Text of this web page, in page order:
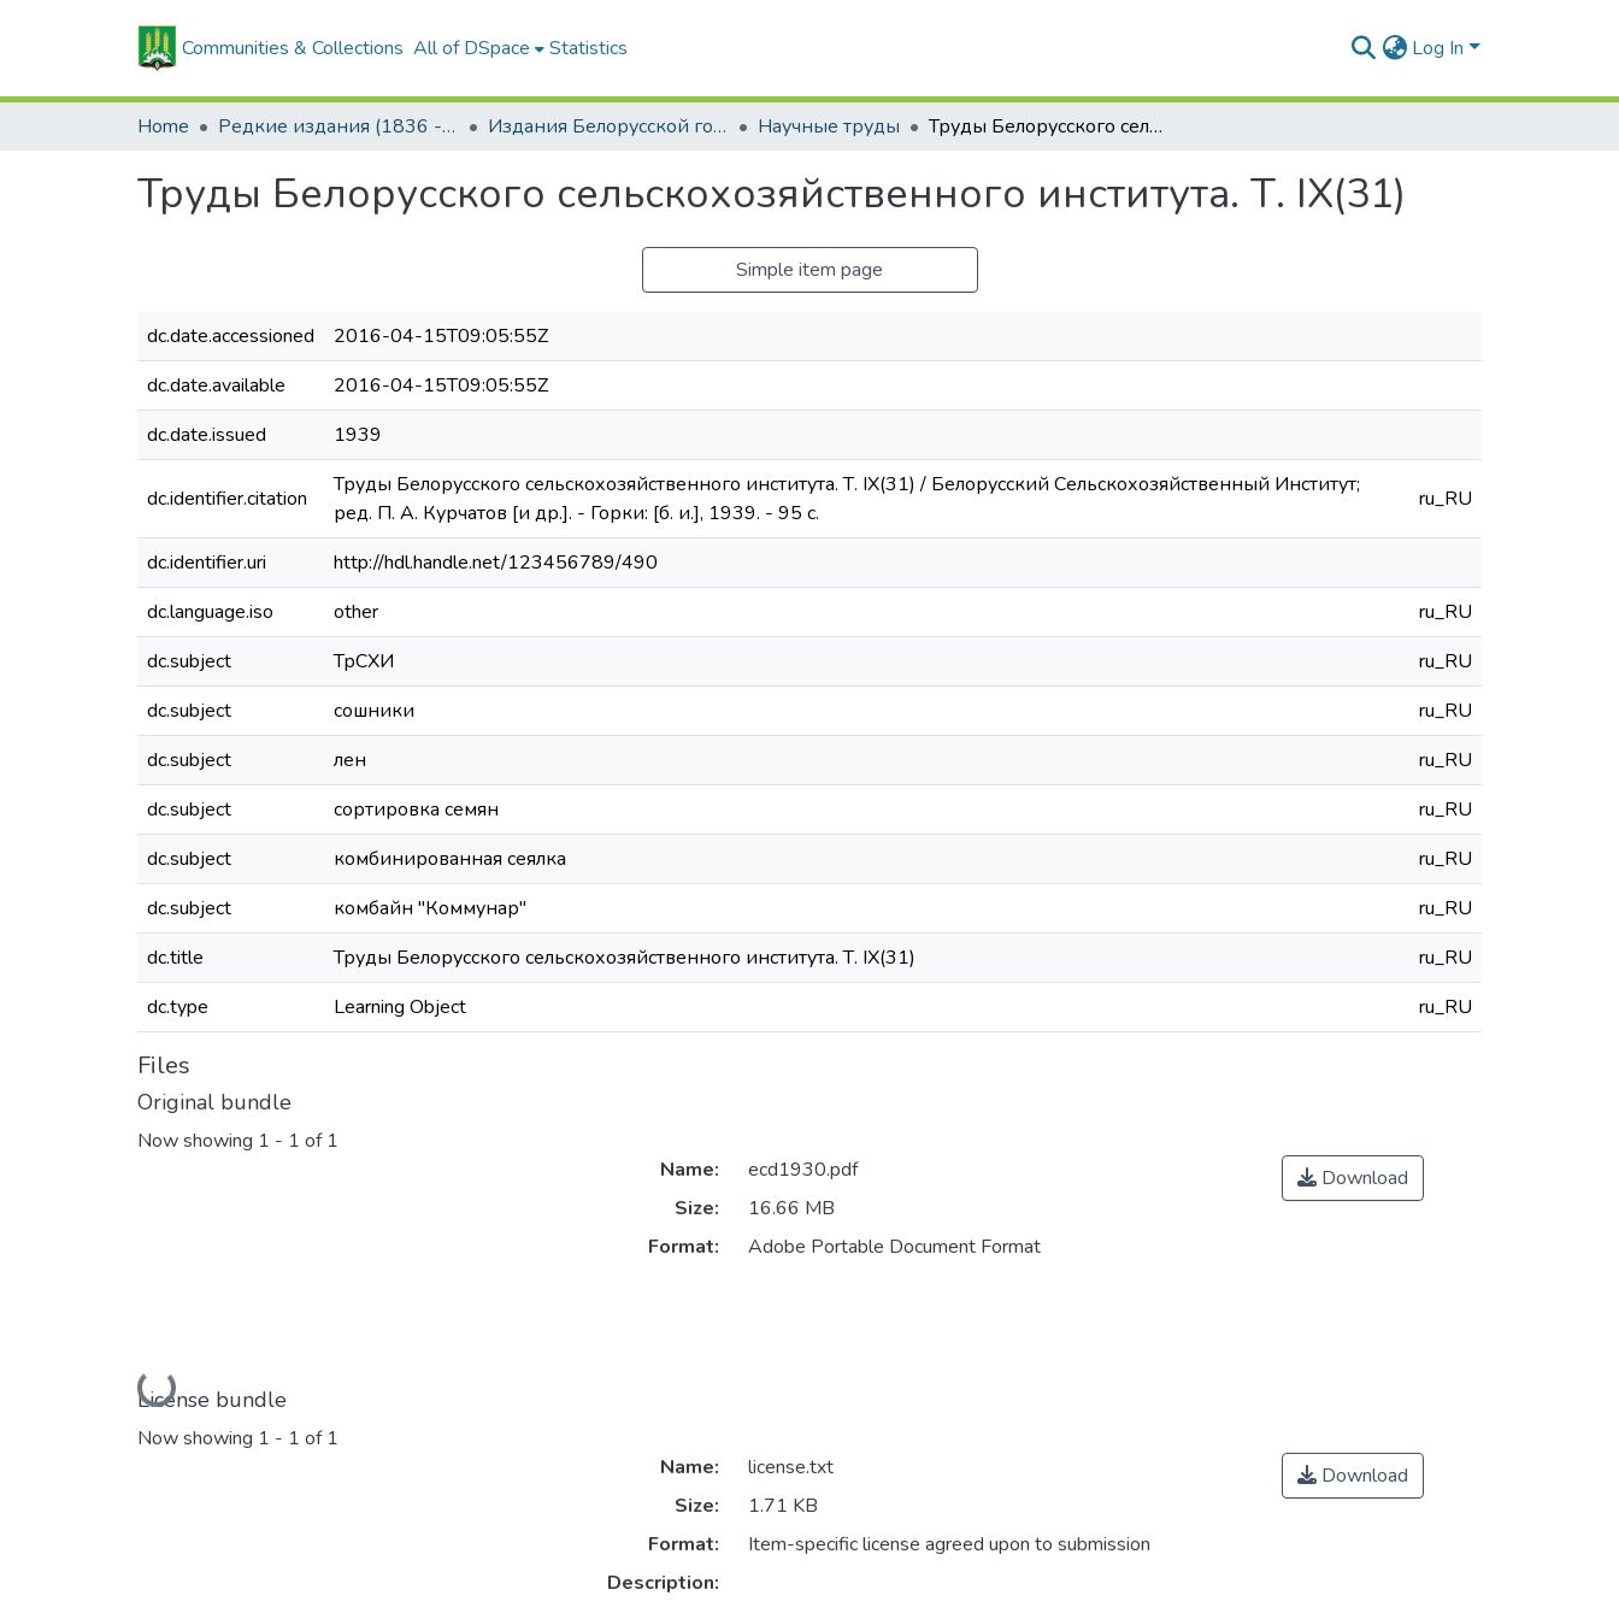
Communities & Collections All of DSpace Statistics Log In
Home Редкие издания (1836 - 1940 гг.) Издания Белорусской государственной сельскохозяйственной академии Научные труды Труды Белорусского сельскохозяйственного института. Т. IX(31)
Труды Белорусского сельскохозяйственного института. Т. IX(31)
Simple item page
dc.date.accessioned
2016-04-15T09:05:55Z
dc.date.available
2016-04-15T09:05:55Z
dc.date.issued
1939
dc.identifier.citation
Труды Белорусского сельскохозяйственного института. Т. IX(31) / Белорусский Сельскохозяйственный Институт;
ред. П. А. Курчатов [и др.]. - Горки: [б. и.], 1939. - 95 с.
ru_RU
dc.identifier.uri
http://hdl.handle.net/123456789/490
dc.language.iso
other
ru_RU
dc.subject
ТрСХИ
ru_RU
dc.subject
сошники
ru_RU
dc.subject
лен
ru_RU
dc.subject
сортировка семян
ru_RU
dc.subject
комбинированная сеялка
ru_RU
dc.subject
комбайн "Коммунар"
ru_RU
dc.title
Труды Белорусского сельскохозяйственного института. Т. IX(31)
ru_RU
dc.type
Learning Object ru_RU
Files
Original bundle
Now showing 1 - 1 of 1
Loading...
Name:
ecd1930.pdf
Size:
16.66 MB
Format:
Adobe Portable Document Format
Download
License bundle
Now showing 1 - 1 of 1
Name:
license.txt
Size:
1.71 KB
Format:
Item-specific license agreed upon to submission
Description:
Download